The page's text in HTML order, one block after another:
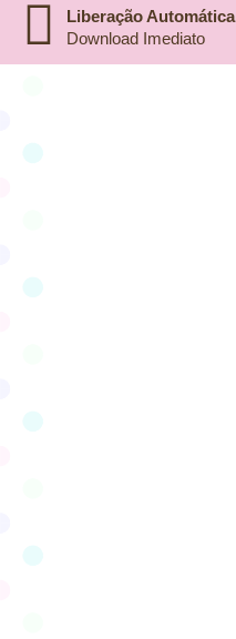
Liberação Automática
Download Imediato